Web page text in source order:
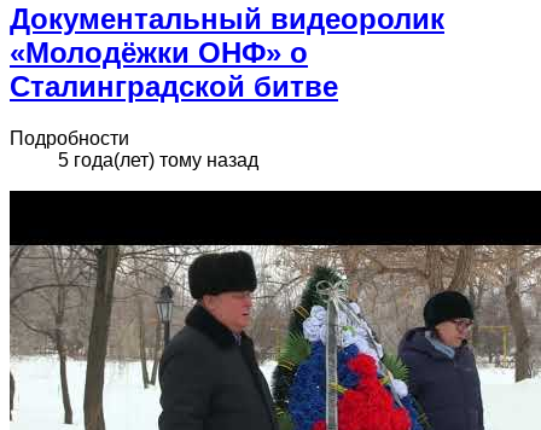
Документальный видеоролик
«Молодёжки ОНФ» о
Сталинградской битве
Подробности
5 года(лет) тому назад